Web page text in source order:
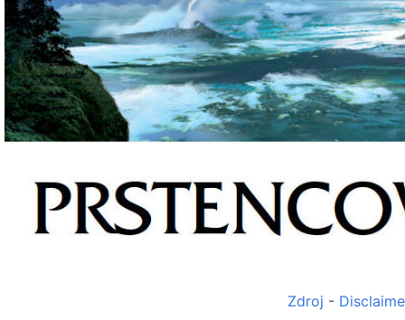
Zdroj -